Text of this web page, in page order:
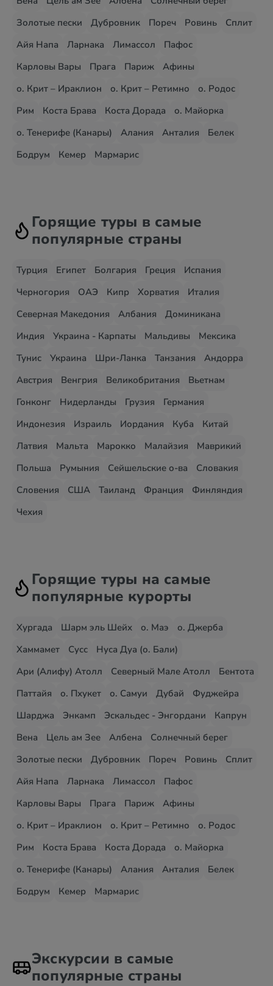
Золотые пески
Дубровник Пореч Ровинь
Сплит
Айя Напа
Ларнака Лимассол
Пафос
Карловы Вары
Прага Париж
Афины
о. Крит – Ираклион
о. Крит – Ретимно
о. Родос
Рим
Коста Брава Коста Дорада
о. Майорка
о. Тенерифе (Канары)
Алания Анталия
Белек
Бодрум
Кемер Мармарис
Горящие туры в самые
популярные страны
Турция Египет Болгария Греция
Испания
Черногория
ОАЭ Кипр Хорватия
Италия
Северная Македония
Албания
Доминикана
Индия
Украина - Карпаты Мальдивы
Мексика
Тунис
Украина Шри-Ланка Танзания
Андорра
Австрия
Венгрия Великобритания
Вьетнам
Гонконг
Нидерланды Грузия
Германия
Индонезия
Израиль Иордания Куба
Китай
Латвия
Мальта Марокко Малайзия
Маврикий
Польша
Румыния Сейшельские о-ва
Словакия
Словения
США Таиланд Франция
Финляндия
Чехия
Горящие туры на самые
популярные курорты
Хургада Шарм эль Шейх о. Маэ
о. Джерба
Хаммамет
Сусс
Нуса Дуа (о. Бали)
Ари (Алифу) Атолл
Северный Мале Атолл
Бентота
Паттайя
о. Пхукет о. Самуи Дубай
Фуджейра
Шарджа
Энкамп Эскальдес - Энгордани
Капрун
Вена
Цель ам Зее Албена
Солнечный берег
Золотые пески
Дубровник Пореч Ровинь
Сплит
Айя Напа
Ларнака Лимассол
Пафос
Карловы Вары
Прага Париж
Афины
о. Крит – Ираклион
о. Крит – Ретимно
о. Родос
Рим
Коста Брава Коста Дорада
о. Майорка
о. Тенерифе (Канары)
Алания Анталия
Белек
Бодрум
Кемер Мармарис
Экскурсии в самые
популярные страны